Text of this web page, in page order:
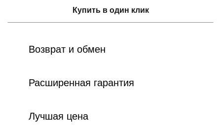
Купить в один клик
Возврат и обмен
Расширенная гарантия
Лучшая цена